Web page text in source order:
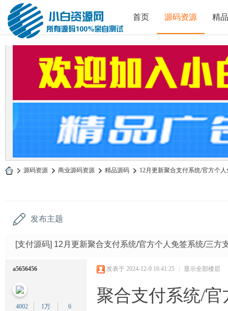
首页 源码资源 精
» 源码资源 › 商业源码资源 › 精品源码 › 12月更新聚合支付系统/官方个
发布主题
[支付源码] 12月更新聚合支付系统/官方个人免签系统/三方
a5656456
4002
1万
6
发表于 2024-12-9 16:41:25 | 显示全部楼层
聚合支付系统/